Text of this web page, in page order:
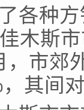
种方
木斯
，市郊
其间